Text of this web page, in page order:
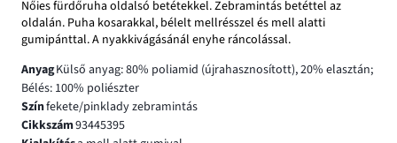
Nőies fürdőruha oldalsó betétekkel. Zebramintás betéttel az
oldalán. Puha kosarakkal, bélelt mellrésszel és mell alatti
gumipánttal. A nyakkivágásánál enyhe ráncolással.
AnyagKülső anyag: 80% poliamid (újrahasznosított), 20% elasztán;
Bélés: 100% poliészter
Színfekete/pinklady zebramintás
Cikkszám93445395